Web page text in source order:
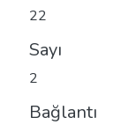
22
Sayı
2
Bağlantı